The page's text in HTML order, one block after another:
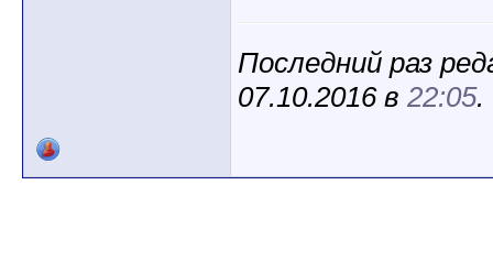
Последний раз
07.10.2016 в 22:05.